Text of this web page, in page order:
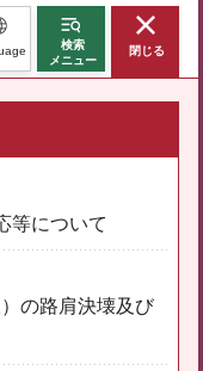
検索
メニュー
閉じる
等について
の路肩決壊及び